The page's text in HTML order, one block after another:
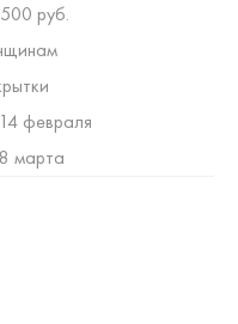
руб.
февраля
марта